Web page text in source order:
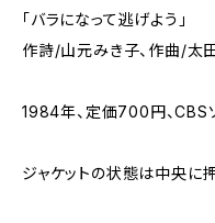
「バラになって逃げよう」
作詩/山元みき子、作曲/太
1984年、定価700円、CBS
ジャケットの状態は中央に